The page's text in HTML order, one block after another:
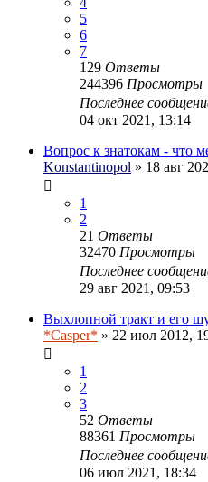
5
6
7
129 Ответы
244396 Просмотры
Последнее
04 окт 2021, 13:14
Вопрос к знатокам - что
Konstantinopol » 18 авг
1
2
21 Ответы
32470 Просмотры
Последнее
29 авг 2021, 09:53
Выхлопной тракт и его
*Casper* » 22 июл 2012,
1
2
3
52 Ответы
88361 Просмотры
Последнее
06 июл 2021, 18:34